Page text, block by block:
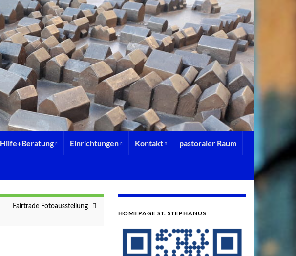
Hilfe+Beratung Einrichtungen Kontakt pastoraler Raum
Fairtrade Fotoausstellung
HOMEPAGE ST. STEPHANUS